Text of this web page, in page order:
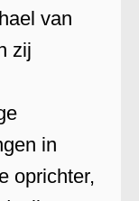
van
zij
in
oprichter,